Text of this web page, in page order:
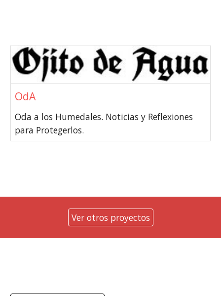
OdA
Oda a los Humedales. Noticias y Reflexiones
para Protegerlos.
Ver otros proyectos